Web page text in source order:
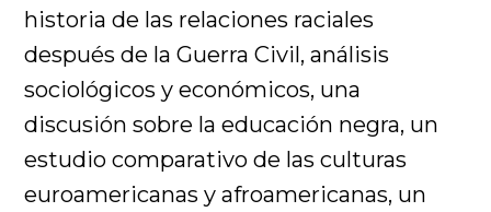
historia de las relaciones raciales
después de la Guerra Civil, análisis
sociológicos y económicos, una
discusión sobre la educación negra, un
estudio comparativo de las culturas
euroamericanas y afroamericanas, un